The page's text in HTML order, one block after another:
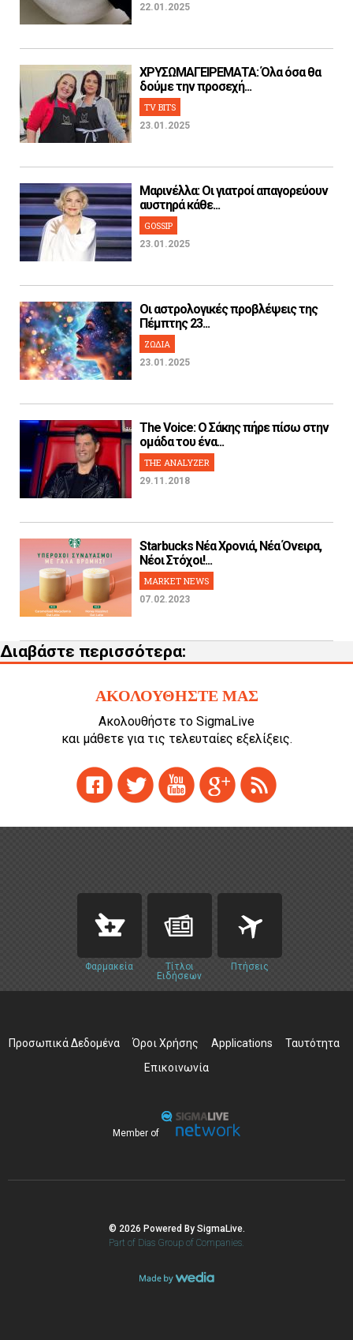
22.01.2025
ΧΡΥΣΩΜΑΓΕΙΡΕΜΑΤΑ: Όλα όσα θα
δούμε την προσεχή...
TV BITS
23.01.2025
Μαρινέλλα: Οι γιατροί απαγορεύουν
αυστηρά κάθε...
GOSSIP
23.01.2025
Οι αστρολογικές προβλέψεις της
Πέμπτης 23...
ΖΩΔΙΑ
23.01.2025
The Voice: Ο Σάκης πήρε πίσω στην
ομάδα του ένα...
THE ANALYZER
29.11.2018
Starbucks Νέα Χρονιά, Νέα Όνειρα,
Νέοι Στόχοι!...
MARKET NEWS
07.02.2023
Διαβάστε περισσότερα:
ΑΚΟΛΟΥΘΗΣΤΕ ΜΑΣ
Ακολουθήστε το SigmaLive
και μάθετε για τις τελευταίες εξελίξεις.
Φαρμακεία
Τίτλοι
Ειδήσεων
Πτήσεις
Προσωπικά Δεδομένα Όροι Χρήσης Applications
Ταυτότητα
Επικοινωνία
Member of
© 2026 Powered By SigmaLive.
Part of Dias Group of Companies.